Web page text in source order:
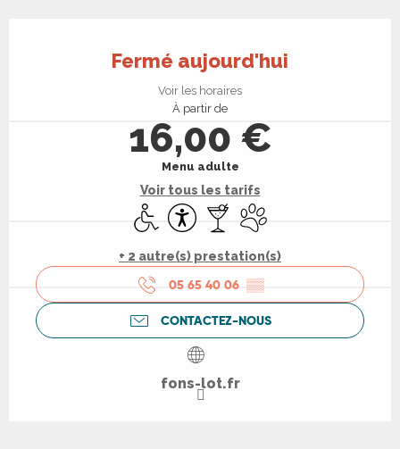
Fermé aujourd'hui
Voir les horaires
À partir de
16,00 €
Menu adulte
Voir tous les tarifs
Accès handicapés
AccessibilitéBar / Buvette
Animaux acceptés
+ 2 autre(s) prestation(s)
05 65 40 06 ▒▒
CONTACTEZ-NOUS
fons-lot.fr